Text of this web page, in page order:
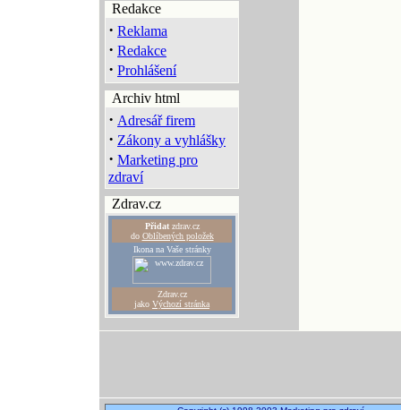
Redakce
· Reklama
· Redakce
· Prohlášení
Archiv html
· Adresář firem
· Zákony a vyhlášky
· Marketing pro
zdraví
Zdrav.cz
Přidatzdrav.cz
do Oblíbených položek
Ikona na Vaše stránky
Zdrav.cz
jako Výchozí stránka